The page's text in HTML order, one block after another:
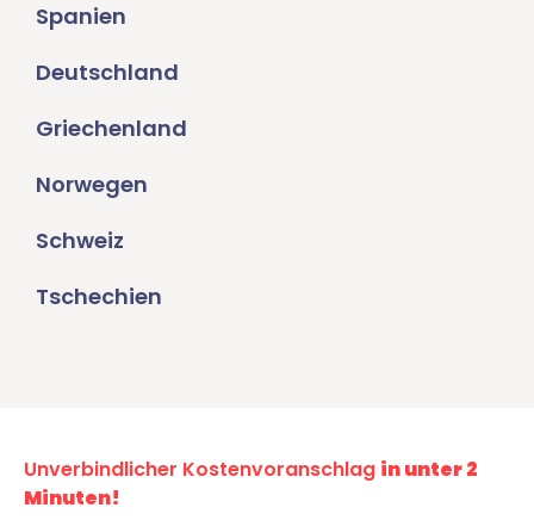
Spanien
Deutschland
Griechenland
Norwegen
Schweiz
Tschechien
Unverbindlicher Kostenvoranschlag in unter 2
Minuten!